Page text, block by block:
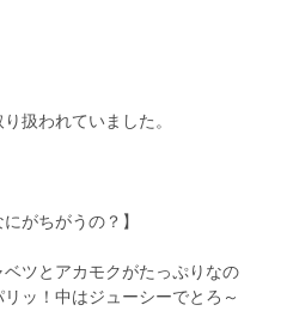
扱われていました。
がちがうの？】
ツとアカモクがたっぷりなの
ッ！中はジューシーでとろ～